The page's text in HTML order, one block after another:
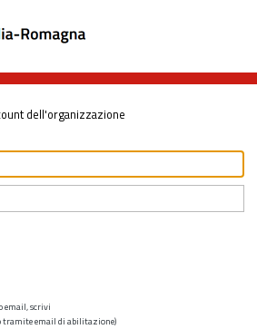
dell'organizzazione
email, scrivi
tramite email di abilitazione)